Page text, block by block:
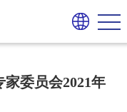
委员会2021年